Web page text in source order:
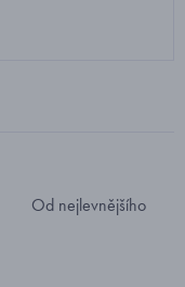
Od nejlevnějšího